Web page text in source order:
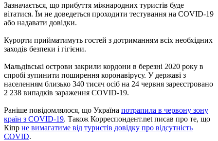
Зазначається, що прибуття міжнародних туристів буде
вітатися. Їм не доведеться проходити тестування на COVID-19
або надавати довідки.
Курорти прийматимуть гостей з дотриманням всіх необхідних
заходів безпеки і гігієни.
Мальдівські острови закрили кордони в березні 2020 року в
спробі зупинити поширення коронавірусу. У державі з
населенням близько 340 тисяч осіб на 24 червня зареєстровано
2 238 випадків зараження COVID-19.
Раніше повідомлялося, що Україна потрапила в червону зону
країн з COVID-19. Також Корреспондент.net писав про те, що
Кіпр не вимагатиме від туристів довідку про відсутність
COVID.